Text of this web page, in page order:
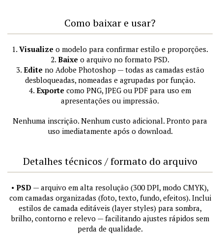
Como baixar e usar?
1. Visualize o modelo para confirmar estilo e proporções.
2. Baixe o arquivo no formato PSD.
3. Edite no Adobe Photoshop — todas as camadas estão
desbloqueadas, nomeadas e agrupadas por função.
4. Exporte como PNG, JPEG ou PDF para uso em
apresentações ou impressão.
Nenhuma inscrição. Nenhum custo adicional. Pronto para
uso imediatamente após o download.
Detalhes técnicos / formato do arquivo
• PSD — arquivo em alta resolução (300 DPI, modo CMYK),
com camadas organizadas (foto, texto, fundo, efeitos). Inclui
estilos de camada editáveis (layer styles) para sombra,
brilho, contorno e relevo — facilitando ajustes rápidos sem
perda de qualidade.